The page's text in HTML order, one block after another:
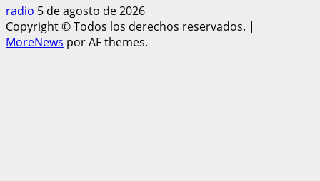
radio 5 de agosto de 2026
Copyright © Todos los derechos reservados. |
MoreNews por AF themes.